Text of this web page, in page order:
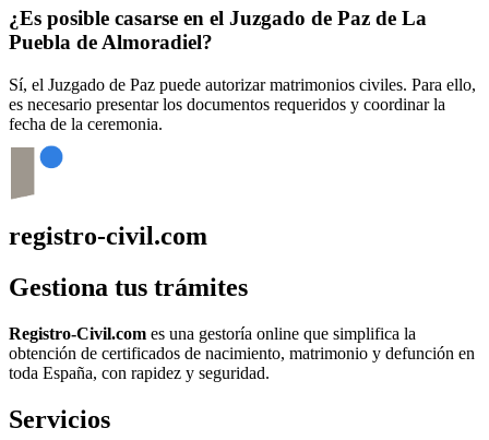
¿Es posible casarse en el Juzgado de Paz de La
Puebla de Almoradiel?
Sí, el Juzgado de Paz puede autorizar matrimonios civiles. Para ello,
es necesario presentar los documentos requeridos y coordinar la
fecha de la ceremonia.
registro-civil.com
Gestiona tus trámites
Registro-Civil.com es una gestoría online que simplifica la
obtención de certificados de nacimiento, matrimonio y defunción en
toda España, con rapidez y seguridad.
Servicios